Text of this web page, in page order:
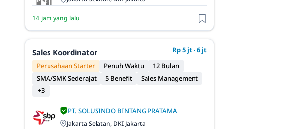
14 jam yang lalu
Sales Koordinator
Rp 5 jt - 6 jt
Perusahaan Starter
Penuh Waktu
12 Bulan
SMA/SMK Sederajat
5 Benefit
Sales Management
+3
PT. SOLUSINDO BINTANG PRATAMA
Jakarta Selatan, DKI Jakarta